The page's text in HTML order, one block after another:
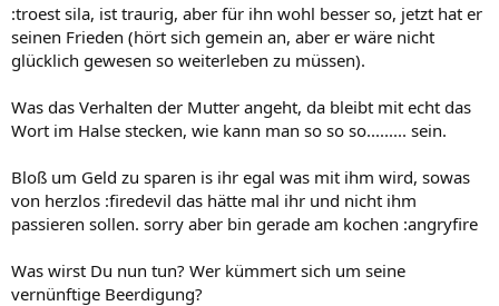
:troest sila, ist traurig, aber für ihn wohl besser so, jetzt hat er
seinen Frieden (hört sich gemein an, aber er wäre nicht
glücklich gewesen so weiterleben zu müssen).
Was das Verhalten der Mutter angeht, da bleibt mit echt das
Wort im Halse stecken, wie kann man so so so......... sein.
Bloß um Geld zu sparen is ihr egal was mit ihm wird, sowas
von herzlos :firedevil das hätte mal ihr und nicht ihm
passieren sollen. sorry aber bin gerade am kochen :angryfire
Was wirst Du nun tun? Wer kümmert sich um seine
vernünftige Beerdigung?